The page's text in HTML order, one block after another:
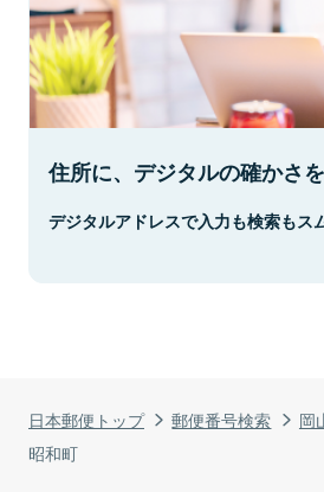
日本郵便トップ 郵便番号検索 岡
昭和町
住所に、デジタルの確かさを
デジタルアドレスで入力も検索もス